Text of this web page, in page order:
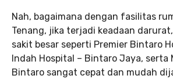
Nah, bagaimana dengan fasilitas
Tenang, jika terjadi keadaan
sakit besar seperti Premier Bintaro
Indah Hospital – Bintaro Jaya, serta
Bintaro sangat cepat dan mudah